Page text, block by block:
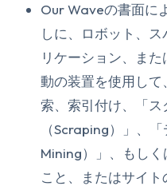
Our Waveの書面に
しに、ロボット、
リケーション、ま
動の装置を使用し
索、索引付け、「ス
（Scraping）」、
Mining）」、もし
こと、またはサイ